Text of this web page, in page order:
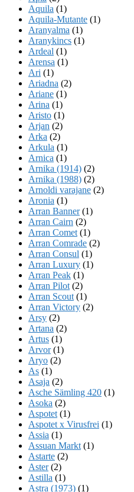
Aquila (1)
Aquila-Mutante (1)
Aranyalma (1)
Aranykincs (1)
Ardeal (1)
Arensa (1)
Ari (1)
Ariadna (2)
Ariane (1)
Arina (1)
Aristo (1)
Arjan (2)
Arka (2)
Arkula (1)
Arnica (1)
Arnika (1914) (2)
Arnika (1988) (2)
Arnoldi varajane (2)
Aronia (1)
Arran Banner(1)
Arran Cairn (2)
Arran Comet (1)
Arran Comrade (2)
Arran Consul (1)
Arran Luxury (1)
Arran Peak (1)
Arran Pilot (2)
Arran Scout (1)
Arran Victory (2)
Arsy (2)
Artana (2)
Artus (1)
Arvor(1)
Aryo (2)
As (1)
Asaja (2)
Asche Sämling 420 (1)
Asoka (2)
Aspotet (1)
Aspotet x Virusfrei (1)
Assia (1)
Assuan Markt (1)
Astarte (2)
Aster(2)
Astilla (1)
Astra (1973) (1)